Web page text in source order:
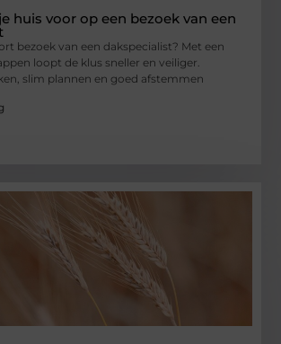
huis voor op een bezoek van een
bezoek van een dakspecialist? Met een
loopt de klus sneller en veiliger.
slim plannen en goed afstemmen